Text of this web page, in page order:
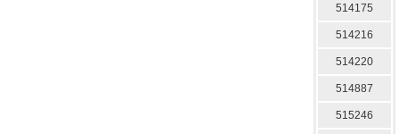
514175
514216
514220
514887
515246